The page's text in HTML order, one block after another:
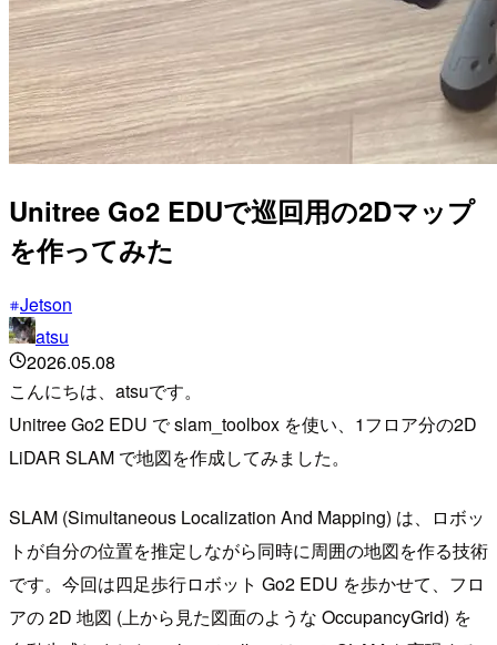
Unitree Go2 EDUで巡回用の2Dマップ
を作ってみた
Jetson
atsu
2026.05.08
こんにちは、atsuです。
Unitree Go2 EDU で slam_toolbox を使い、1フロア分の2D
LiDAR SLAM で地図を作成してみました。
SLAM (Simultaneous Localization And Mapping) は、ロボッ
トが自分の位置を推定しながら同時に周囲の地図を作る技術
です。今回は四足歩行ロボット Go2 EDU を歩かせて、フロ
アの 2D 地図 (上から見た図面のような OccupancyGrid) を